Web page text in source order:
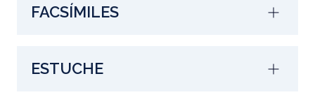
FACSÍMILES
ESTUCHE